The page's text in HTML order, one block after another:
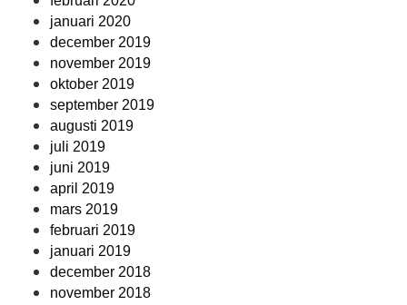
januari 2020
december 2019
november 2019
oktober 2019
september 2019
augusti 2019
juli 2019
juni 2019
april 2019
mars 2019
februari 2019
januari 2019
december 2018
november 2018